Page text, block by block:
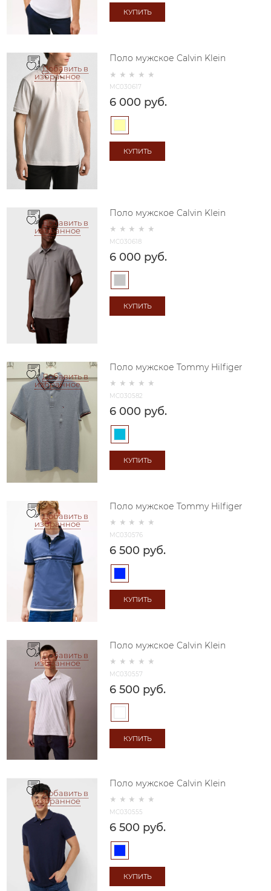
КУПИТЬ
Добавить в
избранное
MC030617
Поло мужское Calvin Klein
6 000 руб.
КУПИТЬ
Добавить в
избранное
MC030618
Поло мужское Calvin Klein
6 000 руб.
КУПИТЬ
Добавить в
избранное
MC030582
Поло мужское Tommy Hilfiger
6 000 руб.
КУПИТЬ
Добавить в
избранное
MC030576
Поло мужское Tommy Hilfiger
6 500 руб.
КУПИТЬ
Добавить в
избранное
MC030557
Поло мужское Calvin Klein
6 500 руб.
КУПИТЬ
Добавить в
избранное
MC030555
Поло мужское Calvin Klein
6 500 руб.
КУПИТЬ